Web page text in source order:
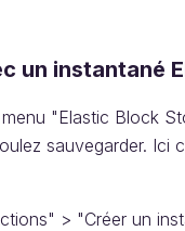
un instantané
"Elastic Block
sauvegarder. Ici
> "Créer un